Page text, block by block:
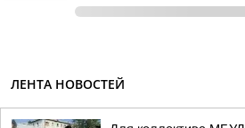
ЛЕНТА НОВОСТЕЙ